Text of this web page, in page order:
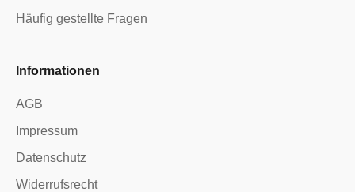
Häufig gestellte Fragen
Informationen
AGB
Impressum
Datenschutz
Widerrufsrecht